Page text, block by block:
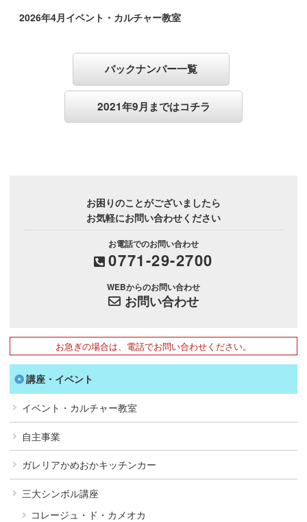
2026年4月イベント・カルチャー教室
バックナンバー一覧
2021年9月まではコチラ
お困りのことがございましたら
お気軽にお問い合わせください
お電話でのお問い合わせ
0771-29-2700
WEBからのお問い合わせ
お問い合わせ
お急ぎの場合は、電話でお問い合わせください。
講座・イベント
イベント・カルチャー教室
自主事業
ガレリアかめおかキッチンカー
三大シンボル講座
コレージュ・ド・カメオカ